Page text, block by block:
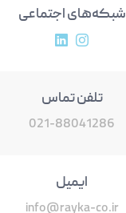
شبکه‌های اجتماعی
آدرس پروفایل
آدرس
تلفن تماس
021-88041286
ایمیل
info@rayka-co.ir